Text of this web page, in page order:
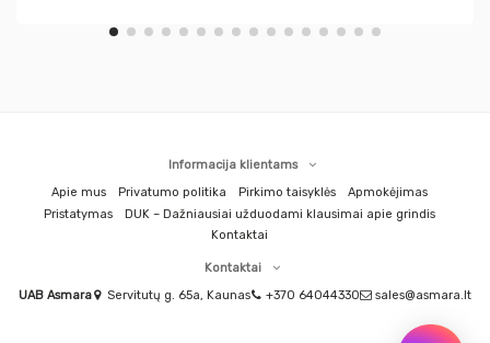
Informacija klientams
Apie mus
Privatumo politika Pirkimo taisyklės
Apmokėjimas
Pristatymas
DUK – Dažniausiai užduodami klausimai apie grindis
Kontaktai
Kontaktai
UAB Asmara
Servitutų g. 65a, Kaunas +370 64044330 sales@asmara.lt